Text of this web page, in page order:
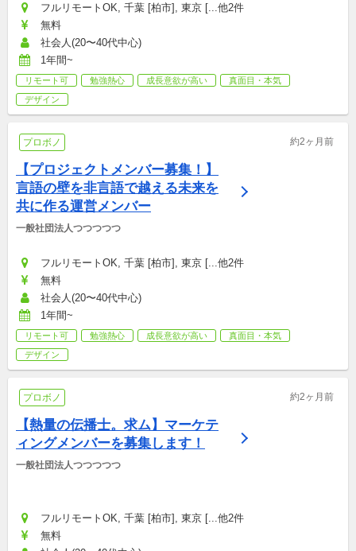
フルリモートOK, 千葉 [柏市], 東京 [...他2件
無料
社会人(20〜40代中心)
1年間~
リモート可 勉強熱心 成長意欲が高い
真面目・本気
デザイン
プロボノ 約2ヶ月前
【プロジェクトメンバー募集！】
言語の壁を非言語で越える未来を
共に作る運営メンバー
一般社団法人つつつつつ
フルリモートOK, 千葉 [柏市], 東京 [...他2件
無料
社会人(20〜40代中心)
1年間~
リモート可 勉強熱心 成長意欲が高い
真面目・本気
デザイン
プロボノ 約2ヶ月前
【熱量の伝播士。求ム】マーケテ
ィングメンバーを募集します！
一般社団法人つつつつつ
フルリモートOK, 千葉 [柏市], 東京 [...他2件
無料